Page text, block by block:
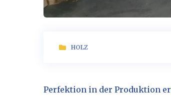
HOLZ
Perfektion in der Produktion